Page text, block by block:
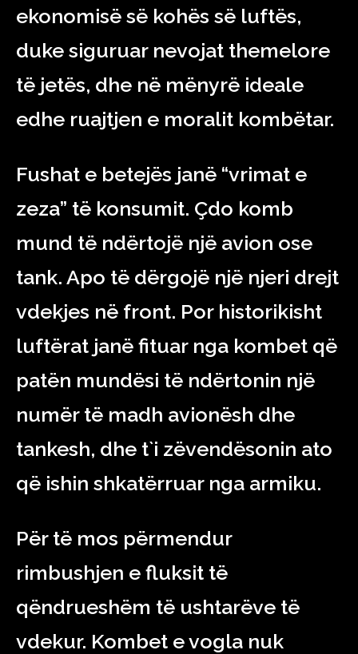
ekonomisë së kohës së luftës,
duke siguruar nevojat themelore
të jetës, dhe në mënyrë ideale
edhe ruajtjen e moralit kombëtar.
Fushat e betejës janë “vrimat e
zeza” të konsumit. Çdo komb
mund të ndërtojë një avion ose
tank. Apo të dërgojë një njeri drejt
vdekjes në front. Por historikisht
luftërat janë fituar nga kombet që
patën mundësi të ndërtonin një
numër të madh avionësh dhe
tankesh, dhe t`i zëvendësonin ato
që ishin shkatërruar nga armiku.
Për të mos përmendur
rimbushjen e fluksit të
qëndrueshëm të ushtarëve të
vdekur. Kombet e vogla nuk